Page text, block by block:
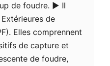
de foudre. ► Il
de
Elles comprennent
de capture et
de foudre,